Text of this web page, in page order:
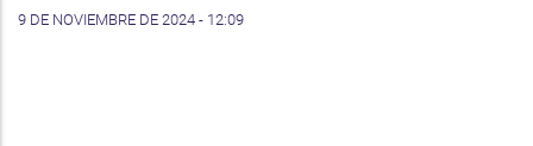
9 DE NOVIEMBRE DE 2024 - 12:09